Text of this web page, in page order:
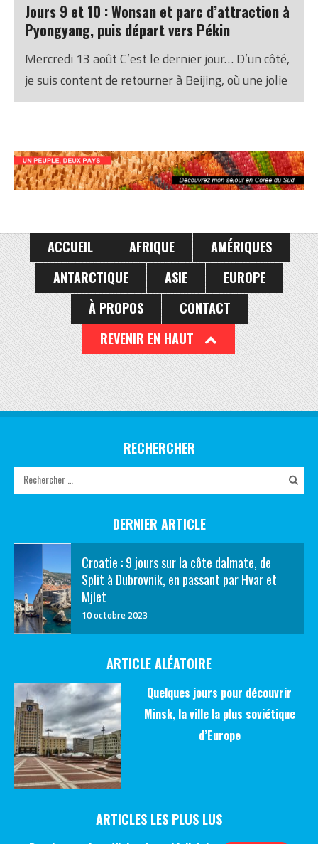
Jours 9 et 10 : Wonsan et parc d’attraction à
Pyongyang, puis départ vers Pékin
Mercredi 13 août C’est le dernier jour… D’un côté,
je suis content de retourner à Beijing, où une jolie
fille m’attend, puis à Paris où je retrouverai enfin
mystérieux, paradoxal et passionnant que je ne
pense pas l’avoir encore compris. Mais profitons
ACCUEIL AFRIQUE
AMÉRIQUES
ANTARCTIQUE
ASIE
EUROPE
À PROPOS
CONTACT
REVENIR EN HAUT
RECHERCHER
DERNIER ARTICLE
Croatie : 9 jours sur la côte dalmate, de
Split à Dubrovnik, en passant par Hvar et
Mjlet
10 octobre 2023
ARTICLE ALÉATOIRE
Quelques jours pour découvrir
Minsk, la ville la plus soviétique
d’Europe
ARTICLES LES PLUS LUS